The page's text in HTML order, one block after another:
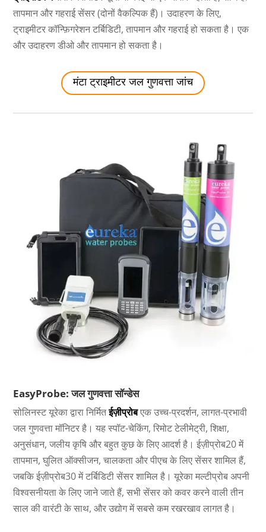
तापमान और गहराई सेंसर (दोनों वैकल्पिक हैं)। उदाहरण के लिए,
ट्राइमीटर कॉन्फ़िगरेशन टर्बिडिटी, तापमान और गहराई हो सकता है। एक
और उदाहरण डीओ और तापमान हो सकता है।
मंटा ट्राइमीटर जल गुणवत्ता जांच
EasyProbe: जल गुणवत्ता सॉन्डेस
सोलिनस्ट यूरेका द्वारा निर्मितईज़ीप्रोबएक उच्च-प्रदर्शन, लागत-प्रभावी
जल गुणवत्ता मॉनिटर है। यह स्पॉट-चेकिंग, रिमोट टेलीमेट्री, शिक्षा,
अनुसंधान, जलीय कृषि और बहुत कुछ के लिए आदर्श है। ईज़ीप्रोब20 में
तापमान, घुलित ऑक्सीजन, चालकता और पीएच के लिए सेंसर शामिल हैं,
जबकि ईज़ीप्रोब30 में टर्बिडिटी सेंसर शामिल है। यूरेका मल्टीप्रोब अपनी
विश्वसनीयता के लिए जाने जाते हैं, सभी सेंसर को कवर करने वाली तीन
साल की वारंटी के साथ, और उद्योग में सबसे कम रखरखाव लागत है।